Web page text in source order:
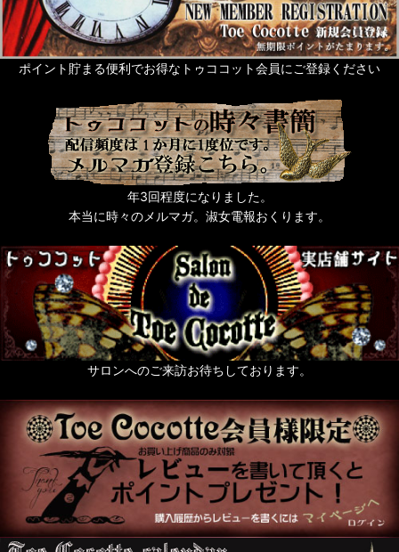
ポイント貯まる便利でお得なトゥココット会員にご登録ください
年3回程度になりました。
本当に時々のメルマガ。淑女電報おくります。
サロンへのご来訪お待ちしております。